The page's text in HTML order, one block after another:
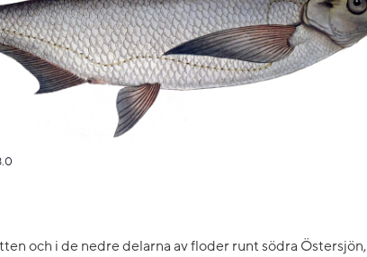
och i de nedre delarna av floder runt södra Östersjön,